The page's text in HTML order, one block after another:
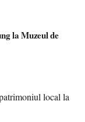
la Muzeul de